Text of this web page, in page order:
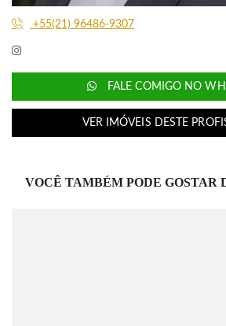
+55(21) 96486-9307
FALE COMIGO NO
VER IMÓVEIS DESTE
VOCÊ TAMBÉM PODE GOSTAR